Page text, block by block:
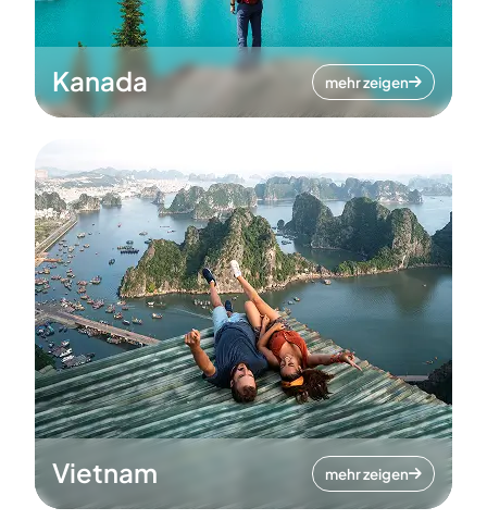
Kanada mehr zeigen
Vietnam mehr zeigen